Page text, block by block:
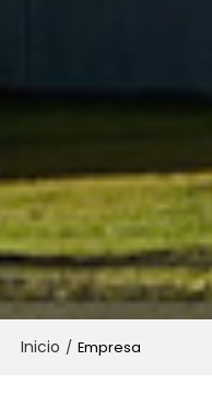
Inicio / Empresa